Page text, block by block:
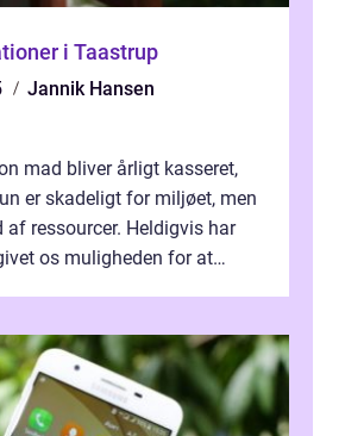
i Taastrup
Jannik Hansen
mad bliver årligt kasseret,
er skadeligt for miljøet, men
af ressourcer. Heldigvis har
os muligheden for at